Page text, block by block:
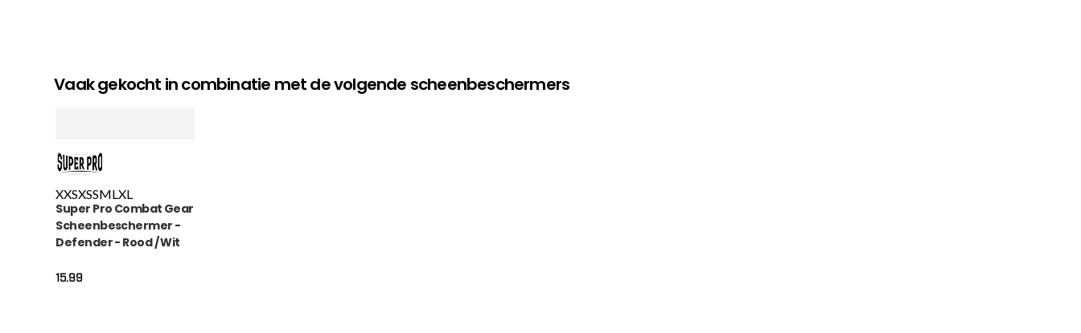
Vaak gekocht in combinatie met de volgende scheenbeschermers
XXSXSSMLXL
Super Pro Combat Gear
Scheenbeschermer -
Defender - Rood / Wit
15.99